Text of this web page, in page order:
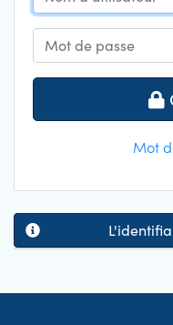
Mot de passe
Mot